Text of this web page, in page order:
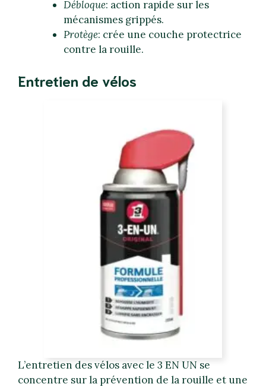
Débloque: action rapide sur les
mécanismes grippés.
Protège: crée une couche protectrice
contre la rouille.
Entretien de vélos
L’entretien des vélos avec le 3 EN UN se
concentre sur la prévention de la rouille et une